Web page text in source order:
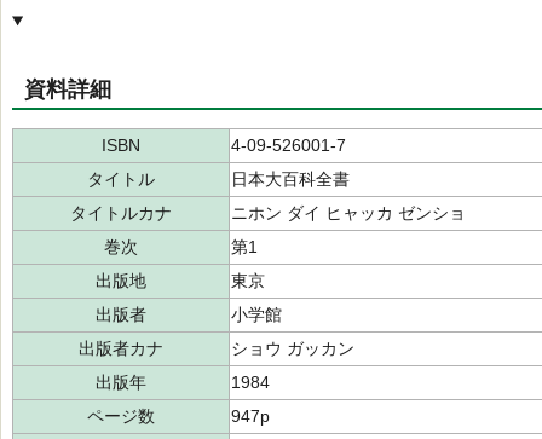
資料詳細
ISBN
4-09-526001-7
タイトル
日本大百科全書
タイトルカナ
ニホン ダイ ヒャッカ ゼンショ
巻次
第1
出版地
東京
出版者
小学館
出版者カナ
ショウ ガッカン
出版年
1984
ページ数
947p